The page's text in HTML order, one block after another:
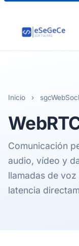
Inicio ›
Comunicación
audio, vídeo y
llamadas de
latencia